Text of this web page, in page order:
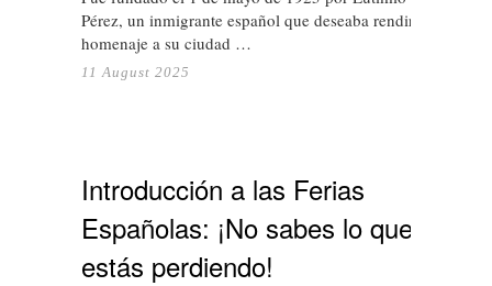
Pérez, un inmigrante español que deseaba rendir
homenaje a su ciudad …
11 August 2025
Introducción a las Ferias
Españolas: ¡No sabes lo que te
estás perdiendo!